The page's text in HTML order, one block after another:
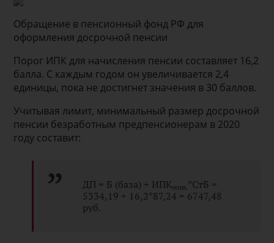
Обращение в пенсионный фонд РФ для
оформления досрочной пенсии
Порог ИПК для начисления пенсии составляет 16,2
балла. С каждым годом он увеличивается 2,4
единицы, пока не достигнет значения в 30 баллов.
Учитывая лимит, минимальный размер досрочной
пенсии безработным предпенсионерам в 2020
году составит:
ДП = Б (база) + ИПКмин.*СтБ =
5334,19 + 16,2*87,24 = 6747,48
руб.